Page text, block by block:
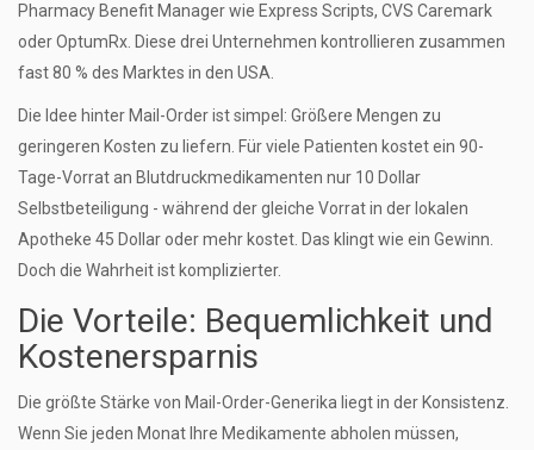
Pharmacy Benefit Manager wie Express Scripts, CVS Caremark
oder OptumRx. Diese drei Unternehmen kontrollieren zusammen
fast 80 % des Marktes in den USA.
Die Idee hinter Mail-Order ist simpel: Größere Mengen zu
geringeren Kosten zu liefern. Für viele Patienten kostet ein 90-
Tage-Vorrat an Blutdruckmedikamenten nur 10 Dollar
Selbstbeteiligung - während der gleiche Vorrat in der lokalen
Apotheke 45 Dollar oder mehr kostet. Das klingt wie ein Gewinn.
Doch die Wahrheit ist komplizierter.
Die Vorteile: Bequemlichkeit und
Kostenersparnis
Die größte Stärke von Mail-Order-Generika liegt in der Konsistenz.
Wenn Sie jeden Monat Ihre Medikamente abholen müssen,